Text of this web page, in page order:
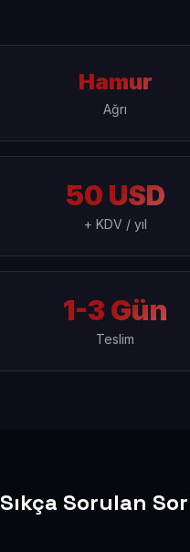
Hamur
Ağrı
50 USD
+ KDV / yıl
1-3 Gün
Teslim
Sıkça Sorulan